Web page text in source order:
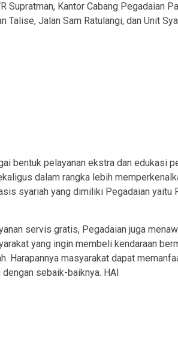
Supratman, Kantor Cabang Pegadaian
Talise, Jalan Sam Ratulangi, dan Unit
bentuk pelayanan ekstra dan edukasi
dalam rangka lebih
syariah yang dimiliki Pegadaian yaitu
servis gratis, Pegadaian juga
yang ingin membeli kendaraan
Harapannya masyarakat dapat
sebaik-baiknya. HAI